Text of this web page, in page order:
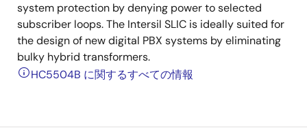
system protection by denying power to selected
subscriber loops. The Intersil SLIC is ideally suited for
the design of new digital PBX systems by eliminating
bulky hybrid transformers.
HC5504B に関するすべての情報